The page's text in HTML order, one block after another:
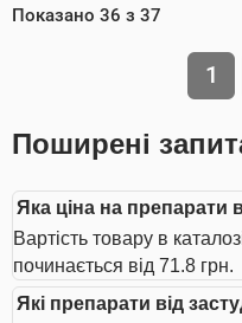
Показано 36 з 37
1
Поширені
Яка ціна на препарати
Вартість товару в
починається від 71.8 грн.
Які препарати від